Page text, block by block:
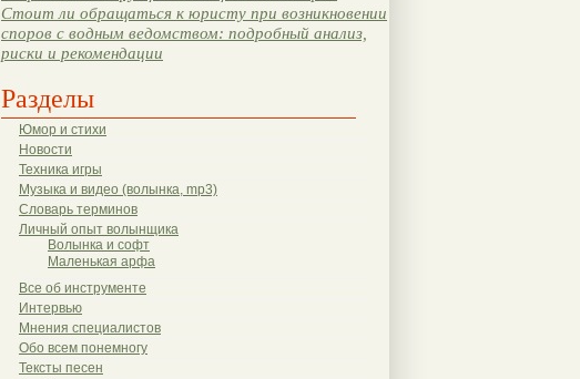
Стоит ли обращаться к юристу при возникновении
споров с водным ведомством: подробный анализ,
риски и рекомендации
Разделы
Юмор и стихи
Новости
Техника игры
Музыка и видео (волынка, mp3)
Словарь терминов
Личный опыт волынщика
Волынка и софт
Маленькая арфа
Все об инструменте
Интервью
Мнения специалистов
Обо всем понемногу
Тексты песен